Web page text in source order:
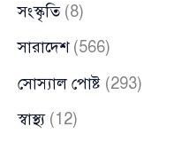
সংস্কৃতি(8)
সারাদেশ(566)
সোস্যাল পোষ্ট (293)
স্বাস্থ্য(12)